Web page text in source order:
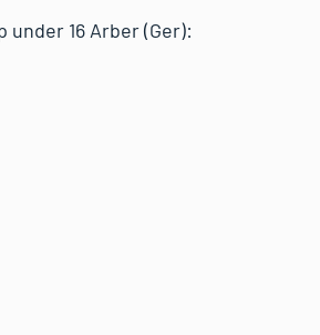
under 16 Arber (Ger):